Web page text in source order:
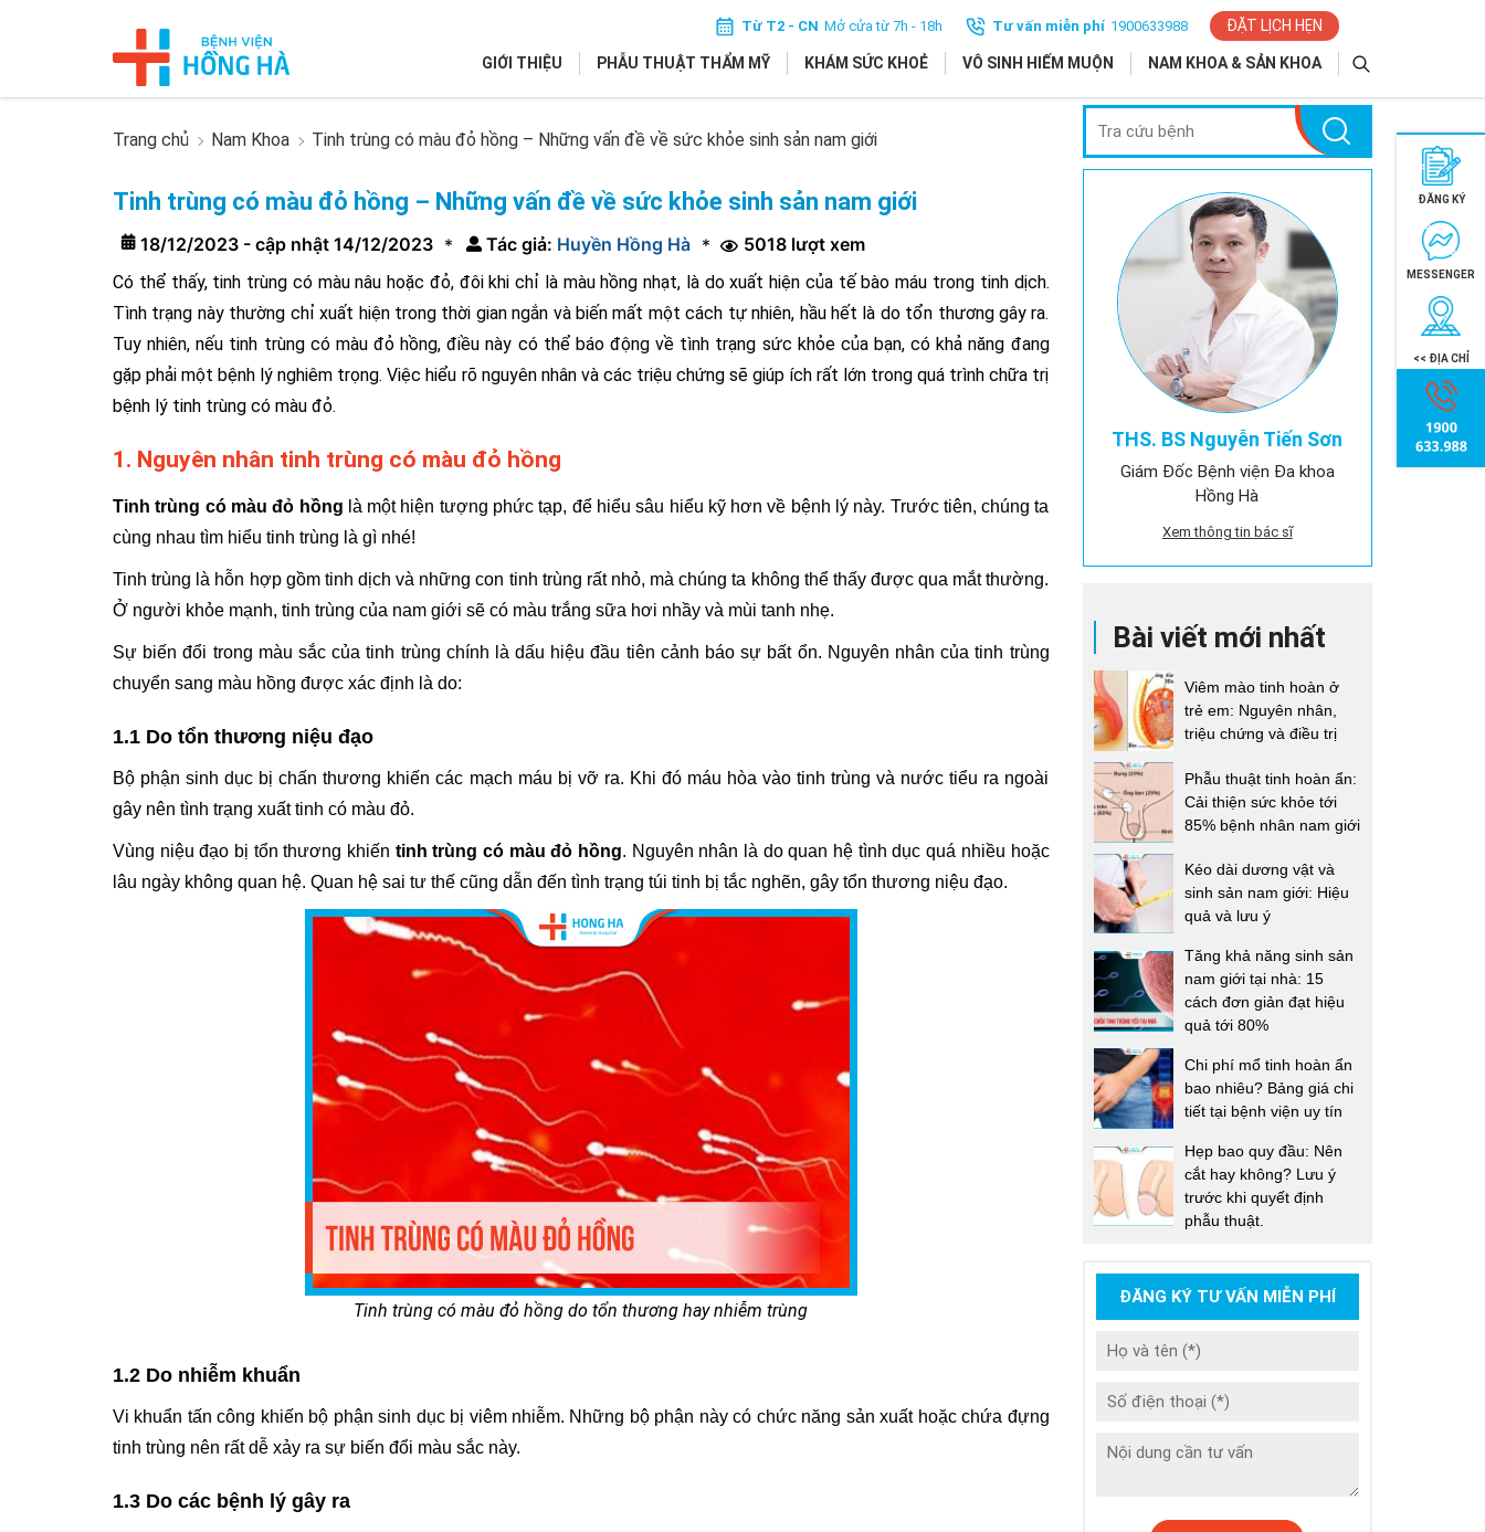
Từ T2 - CN Mở cửa từ 7h - 18h Tư vấn miễn phí 1900633988 ĐẶT LỊCH HẸN
GIỚI THIỆU PHẪU THUẬT THẨM MỸ KHÁM SỨC KHOẺ VÔ SINH HIẾM MUỘN NAM KHOA & SẢN KHOA
Trang chủ Nam Khoa Tinh trùng có màu đỏ hồng – Những vấn đề về sức khỏe sinh sản nam giới
Tinh trùng có màu đỏ hồng – Những vấn đề về sức khỏe sinh sản nam giới
18/12/2023 - cập nhật 14/12/2023 * Tác giả: Huyền Hồng Hà * 5018 lượt xem
Có thể thấy, tinh trùng có màu nâu hoặc đỏ, đôi khi chỉ là màu hồng nhạt, là do xuất hiện của tế bào máu trong tinh dịch.
Tình trạng này thường chỉ xuất hiện trong thời gian ngắn và biến mất một cách tự nhiên, hầu hết là do tổn thương gây ra.
Tuy nhiên, nếu tinh trùng có màu đỏ hồng, điều này có thể báo động về tình trạng sức khỏe của bạn, có khả năng đang
gặp phải một bệnh lý nghiêm trọng. Việc hiểu rõ nguyên nhân và các triệu chứng sẽ giúp ích rất lớn trong quá trình chữa trị
bệnh lý tinh trùng có màu đỏ.
1. Nguyên nhân tinh trùng có màu đỏ hồng
Tinh trùng có màu đỏ hồng là một hiện tượng phức tạp, để hiểu sâu hiểu kỹ hơn về bệnh lý này. Trước tiên, chúng ta
cùng nhau tìm hiểu tinh trùng là gì nhé!
Tinh trùng là hỗn hợp gồm tinh dịch và những con tinh trùng rất nhỏ, mà chúng ta không thể thấy được qua mắt thường.
Ở người khỏe mạnh, tinh trùng của nam giới sẽ có màu trắng sữa hơi nhầy và mùi tanh nhẹ.
Sự biến đổi trong màu sắc của tinh trùng chính là dấu hiệu đầu tiên cảnh báo sự bất ổn. Nguyên nhân của tinh trùng
chuyển sang màu hồng được xác định là do:
1.1 Do tổn thương niệu đạo
Bộ phận sinh dục bị chấn thương khiến các mạch máu bị vỡ ra. Khi đó máu hòa vào tinh trùng và nước tiểu ra ngoài
gây nên tình trạng xuất tinh có màu đỏ.
Vùng niệu đạo bị tổn thương khiến tinh trùng có màu đỏ hồng. Nguyên nhân là do quan hệ tình dục quá nhiều hoặc
lâu ngày không quan hệ. Quan hệ sai tư thế cũng dẫn đến tình trạng túi tinh bị tắc nghẽn, gây tổn thương niệu đạo.
Tinh trùng có màu đỏ hồng do tổn thương hay nhiễm trùng
1.2 Do nhiễm khuẩn
Vi khuẩn tấn công khiến bộ phận sinh dục bị viêm nhiễm. Những bộ phận này có chức năng sản xuất hoặc chứa đựng
tinh trùng nên rất dễ xảy ra sự biến đổi màu sắc này.
1.3 Do các bệnh lý gây ra
THS. BS Nguyễn Tiến Sơn
Giám Đốc Bệnh viện Đa khoa
Hồng Hà
Xem thông tin bác sĩ
Bài viết mới nhất
Viêm mào tinh hoàn ở
trẻ em: Nguyên nhân,
triệu chứng và điều trị
Phẫu thuật tinh hoàn ẩn:
Cải thiện sức khỏe tới
85% bệnh nhân nam giới
Kéo dài dương vật và
sinh sản nam giới: Hiệu
quả và lưu ý
Tăng khả năng sinh sản
nam giới tại nhà: 15
cách đơn giản đạt hiệu
quả tới 80%
Chi phí mổ tinh hoàn ẩn
bao nhiêu? Bảng giá chi
tiết tại bệnh viện uy tín
Hẹp bao quy đầu: Nên
cắt hay không? Lưu ý
trước khi quyết định
phẫu thuật.
ĐĂNG KÝ TƯ VẤN MIỄN PHÍ
ĐĂNG KÝ
MESSENGER
<< ĐỊA CHỈ